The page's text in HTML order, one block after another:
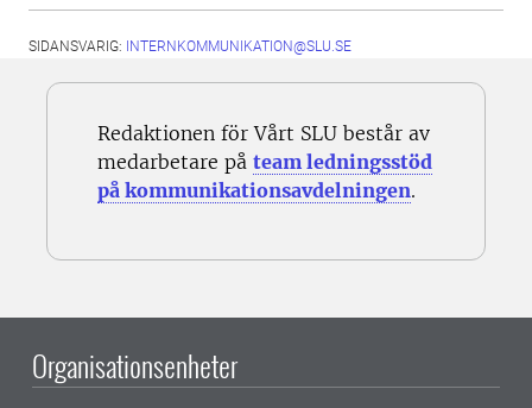
SIDANSVARIG: INTERNKOMMUNIKATION@SLU.SE
Redaktionen för Vårt SLU består av
medarbetare på team ledningsstöd
på kommunikationsavdelningen.
Organisationsenheter